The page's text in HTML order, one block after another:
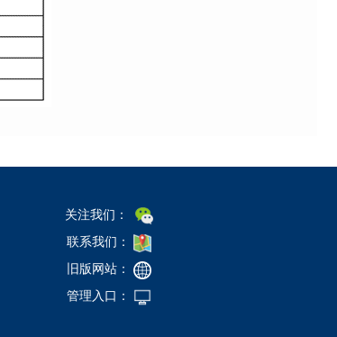
关注我们：
联系我们：
旧版网站：
管理入口：